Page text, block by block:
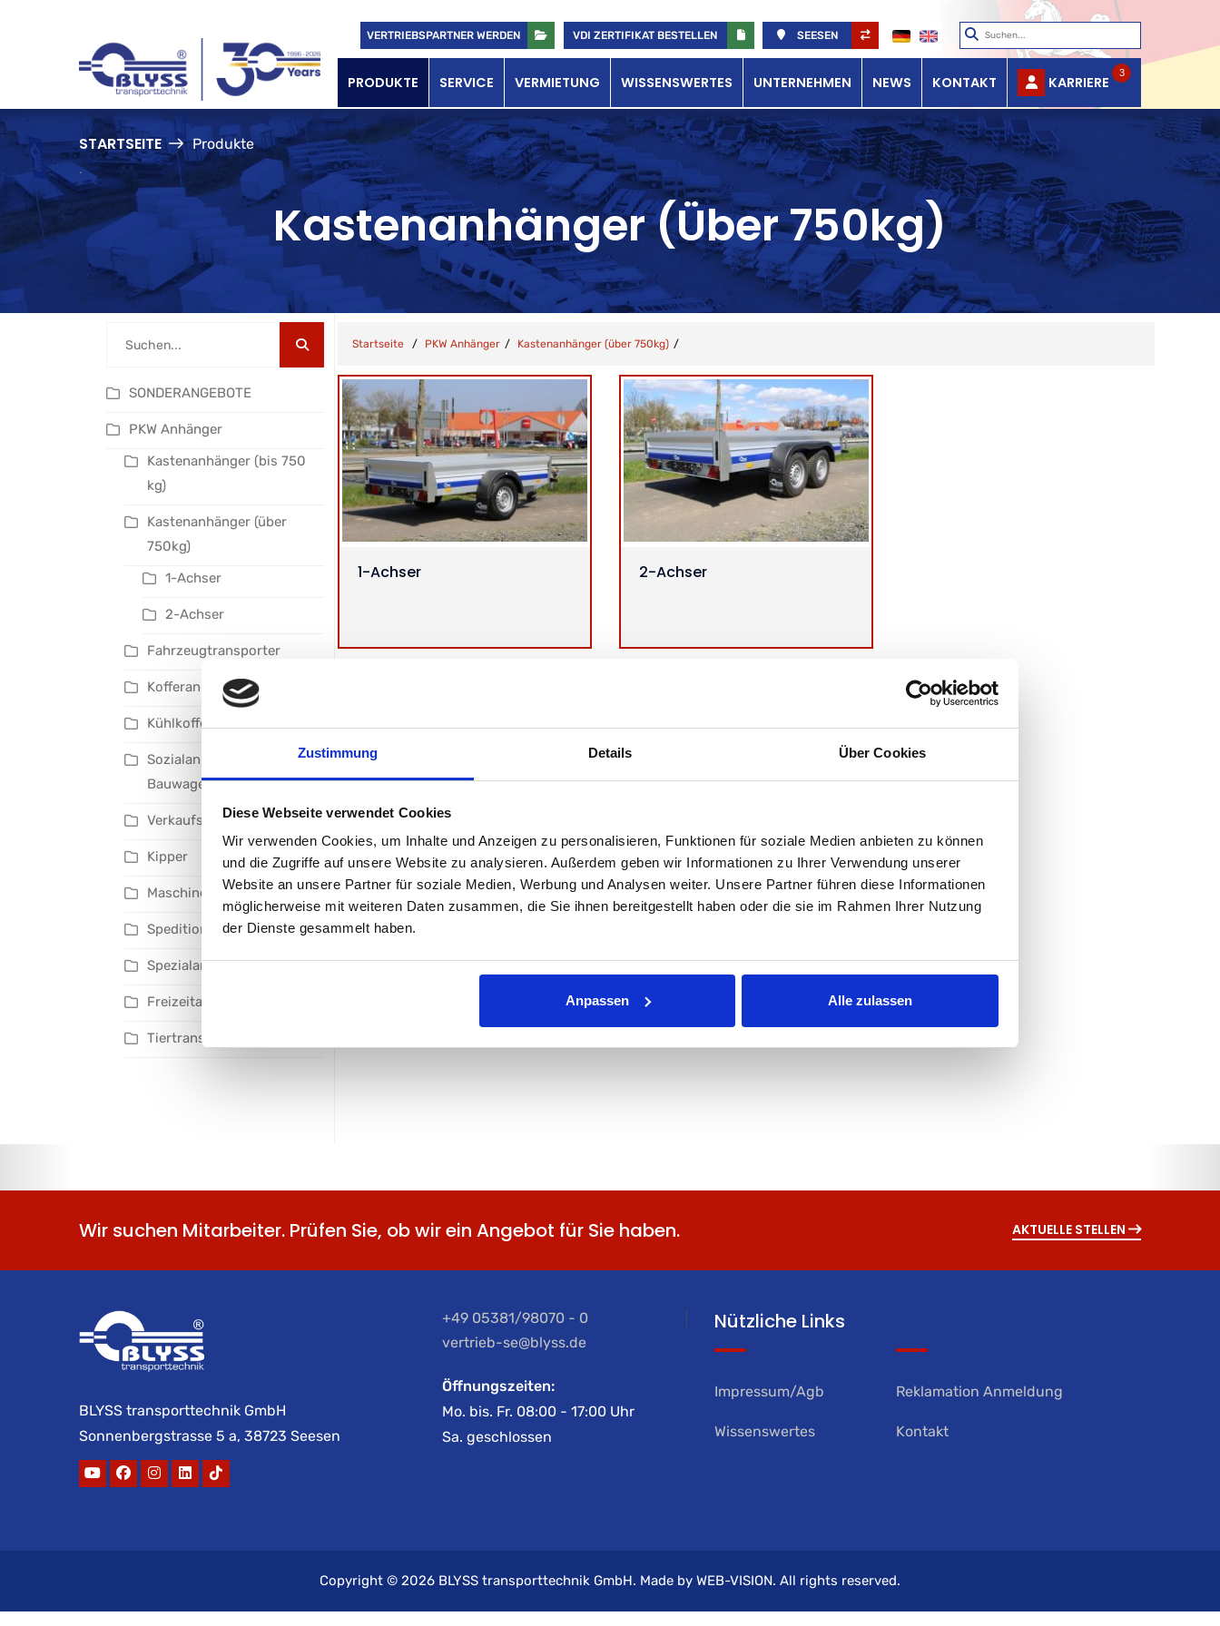
Zustimmung Details Über Cookies
Diese Webseite verwendet Cookies
Wir verwenden Cookies, um Inhalte und Anzeigen zu personalisieren, Funktionen für soziale Medien anbieten zu können
und die Zugriffe auf unsere Website zu analysieren. Außerdem geben wir Informationen zu Ihrer Verwendung unserer
Website an unsere Partner für soziale Medien, Werbung und Analysen weiter. Unsere Partner führen diese Informationen
möglicherweise mit weiteren Daten zusammen, die Sie ihnen bereitgestellt haben oder die sie im Rahmen Ihrer Nutzung
der Dienste gesammelt haben.
Anpassen Alle zulassen
VERTRIEBSPARTNER WERDEN VDI ZERTIFIKAT BESTELLEN SEESEN
PRODUKTE SERVICE VERMIETUNG WISSENSWERTES UNTERNEHMEN NEWS KONTAKT KARRIERE
3
STARTSEITE Produkte
.
Kastenanhänger (über 750kg)
SONDERANGEBOTE
PKW Anhänger
Kastenanhänger (bis 750
kg)
Kastenanhänger (über
750kg)
1-Achser
2-Achser
Fahrzeugtransporter
Kofferanhänger
Kühlkofferanhänger
Sozialanhänger /
Bauwagen
Verkaufsanhänger
Kipper
Maschinentransporter
Speditionsanhänger
Spezialanhänger
Freizeitanhänger
Tiertransporter
Startseite PKW Anhänger Kastenanhänger (über 750kg)
1-Achser 2-Achser
Wir suchen Mitarbeiter. Prüfen Sie, ob wir ein Angebot für Sie haben. AKTUELLE STELLEN
BLYSS transporttechnik GmbH
Sonnenbergstrasse 5 a, 38723 Seesen
+49 05381/98070 - 0
vertrieb-se@blyss.de
Öffnungszeiten:
Mo. bis. Fr. 08:00 - 17:00 Uhr
Sa. geschlossen
Nützliche Links
Impressum/Agb
Wissenswertes
Reklamation Anmeldung
Kontakt
Copyright © 2026 BLYSS transporttechnik GmbH. Made by WEB-VISION. All rights reserved.